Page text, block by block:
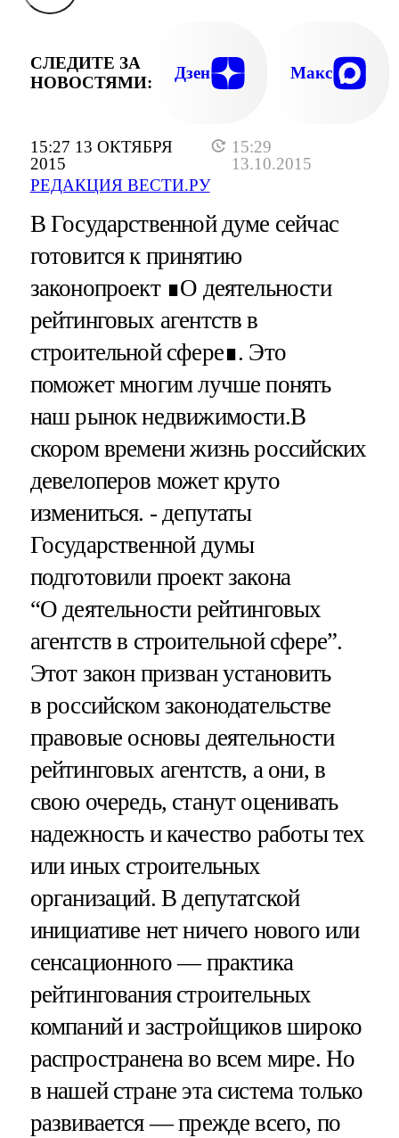
15:27 13 ОКТЯБРЯ
2015
15:29
13.10.2015
РЕДАКЦИЯ ВЕСТИ.РУ
СЛЕДИТЕ ЗА
НОВОСТЯМИ:
Дзен Макс
В Государственной думе сейчас
готовится к принятию
законопроект ∎О деятельности
рейтинговых агентств в
строительной сфере∎. Это
поможет многим лучше понять
наш рынок недвижимости.В
скором времени жизнь российских
девелоперов может круто
измениться. - депутаты
Государственной думы
подготовили проект закона
“О деятельности рейтинговых
агентств в строительной сфере”.
Этот закон призван установить
в российском законодательстве
правовые основы деятельности
рейтинговых агентств, а они, в
свою очередь, станут оценивать
надежность и качество работы тех
или иных строительных
организаций. В депутатской
инициативе нет ничего нового или
сенсационного — практика
рейтингования строительных
компаний и застройщиков широко
распространена во всем мире. Но
в нашей стране эта система только
развивается — прежде всего, по